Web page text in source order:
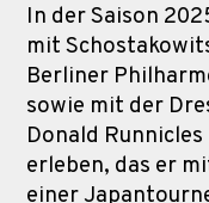
In der Saison
mit
Berliner
sowie mit der
Donald
erleben, das er
einer